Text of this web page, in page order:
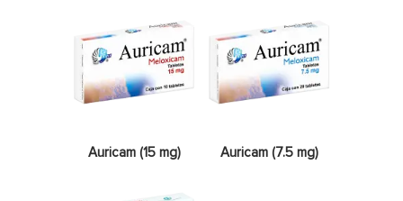
Auricam (15 mg) Auricam (7.5 mg)